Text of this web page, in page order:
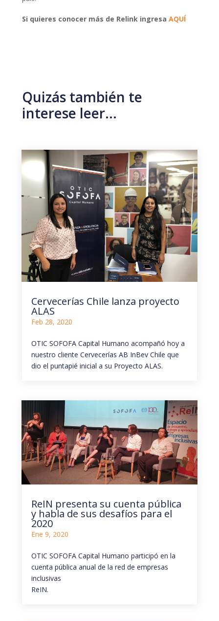
Si quieres conocer más de Relink ingresa AQUÍ
Quizás también te
interese leer…
Cervecerías Chile lanza proyecto
ALAS
Feb 28, 2020
OTIC SOFOFA Capital Humano acompañó hoy a
nuestro cliente Cervecerías AB InBev Chile que
dio el puntapié inicial a su Proyecto ALAS.
ReIN presenta su cuenta pública
y habla de sus desafíos para el
2020
Ene 9, 2020
OTIC SOFOFA Capital Humano participó en la
cuenta pública anual de la red de empresas
inclusivas
ReIN.